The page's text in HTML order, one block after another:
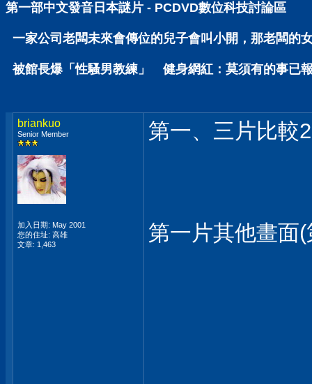
第一部中文發音日本謎片 - PCDVD數位科技討論區
一家公司老闆未來會傳位的兒子會叫小開，那老闆的
被館長爆「性騷男教練」 健身網紅：莫須有的事已
briankuo
Senior Member
加入日期: May 2001
您的住址: 高雄
文章: 1,463
第一、三片比較
第一片其他畫面